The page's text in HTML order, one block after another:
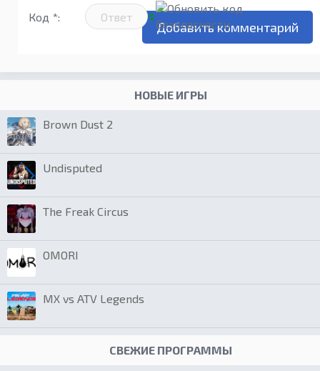
Код *:
НОВЫЕ ИГРЫ
Brown Dust 2
Undisputed
The Freak Circus
OMORI
MX vs ATV Legends
СВЕЖИЕ ПРОГРАММЫ